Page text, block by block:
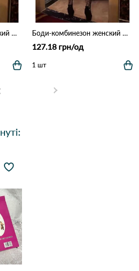
Боди-комбинезон женский DD014 Чорний Боди-комбинезон женский DD001 Чорний
127.18 грн/од
1 шт